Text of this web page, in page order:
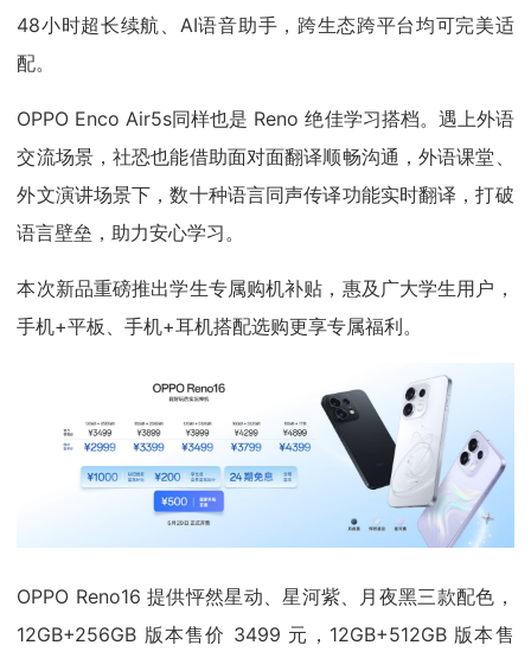
48小时超长续航、AI语音助手，跨生态跨平台均可完美适
配。
OPPO Enco Air5s同样也是 Reno 绝佳学习搭档。遇上外语
交流场景，社恐也能借助面对面翻译顺畅沟通，外语课堂、
外文演讲场景下，数十种语言同声传译功能实时翻译，打破
语言壁垒，助力安心学习。
本次新品重磅推出学生专属购机补贴，惠及广大学生用户，
手机+平板、手机+耳机搭配选购更享专属福利。
OPPO Reno16 提供怦然星动、星河紫、月夜黑三款配色，
12GB+256GB 版本售价 3499 元，12GB+512GB 版本售